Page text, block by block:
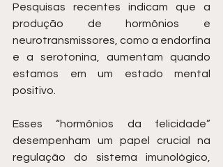
Pesquisas recentes indicam que a
produção de hormônios e
neurotransmissores, como a endorfina
e a serotonina, aumentam quando
estamos em um estado mental
positivo.
Esses “hormônios da felicidade”
desempenham um papel crucial na
regulação do sistema imunológico,